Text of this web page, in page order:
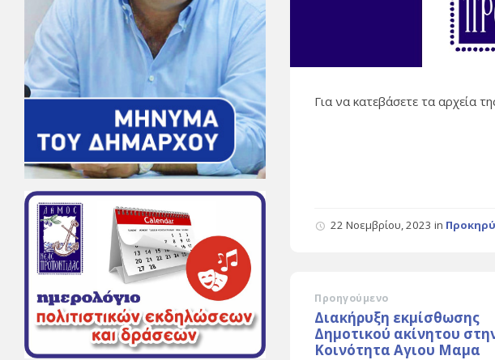
Για να κατεβάσετε τα αρχεία
22 Νοεμβρίου, 2023in
Προηγούμενο
Διακήρυξη εκμίσθωσης
Δημοτικού ακίνητου
Κοινότητα Αγιου Μαμα